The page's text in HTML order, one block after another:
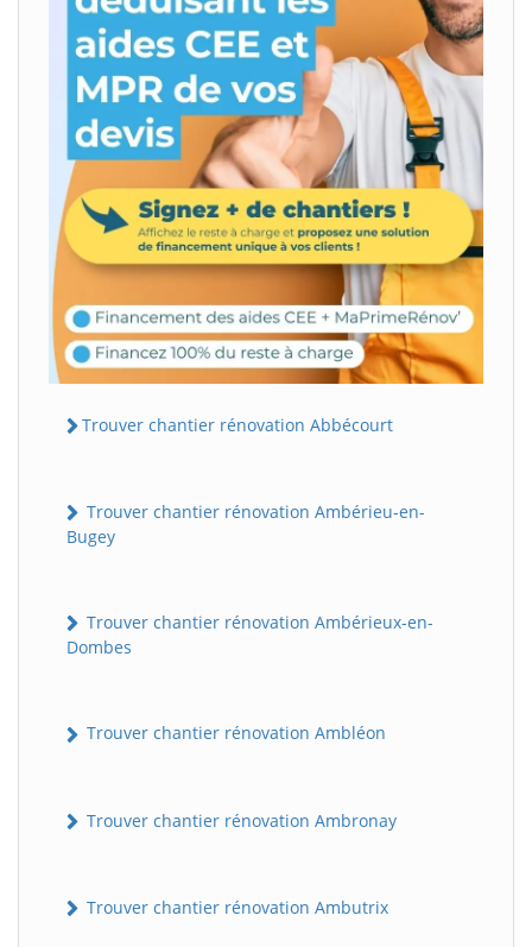
Trouver chantier rénovation Abbécourt
Trouver chantier rénovation Ambérieu-en-
Bugey
Trouver chantier rénovation Ambérieux-en-
Dombes
Trouver chantier rénovation Ambléon
Trouver chantier rénovation Ambronay
Trouver chantier rénovation Ambutrix